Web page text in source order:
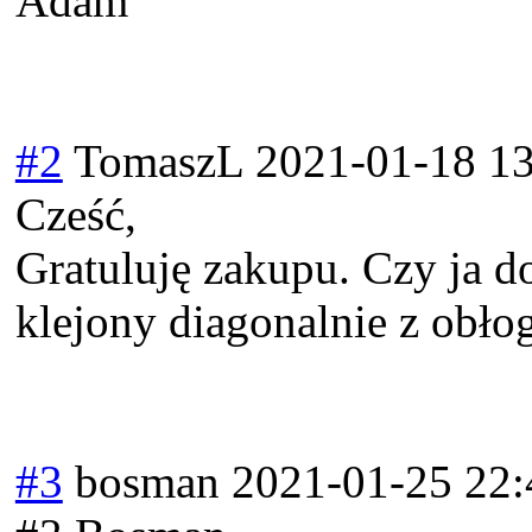
#2 TomaszL 2021-01-18
Cześć,
Gratuluję zakupu. Czy ja
klejony diagonalnie z
#3 bosman 2021-01-25